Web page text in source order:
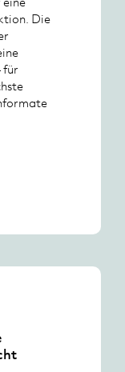
Die
für